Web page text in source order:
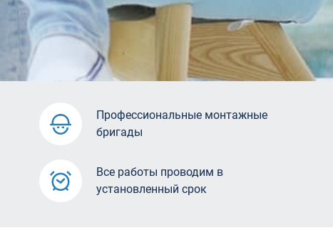
Профессиональные монтажные
бригады
Все работы проводим в
установленный срок